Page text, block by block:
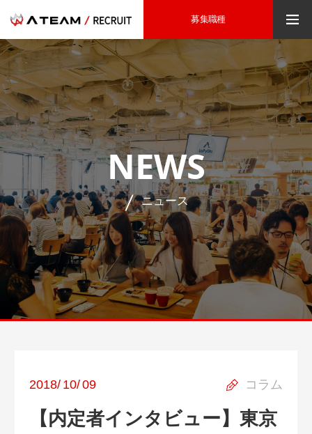
募集職種
NEWS
ニュース
コラム
2018/ 10/09
【内定者インタビュー】東京